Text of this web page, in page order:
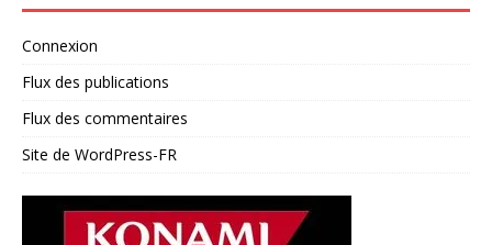
Connexion
Flux des publications
Flux des commentaires
Site de WordPress-FR